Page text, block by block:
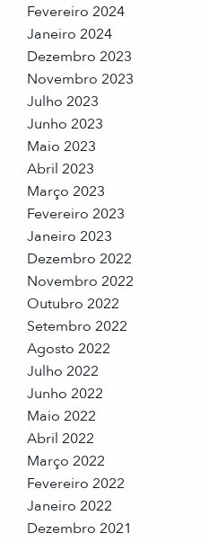
Fevereiro 2024
Janeiro 2024
Dezembro 2023
Novembro 2023
Julho 2023
Junho 2023
Maio 2023
Abril 2023
Março 2023
Fevereiro 2023
Janeiro 2023
Dezembro 2022
Novembro 2022
Outubro 2022
Setembro 2022
Agosto 2022
Julho 2022
Junho 2022
Maio 2022
Abril 2022
Março 2022
Fevereiro 2022
Janeiro 2022
Dezembro 2021